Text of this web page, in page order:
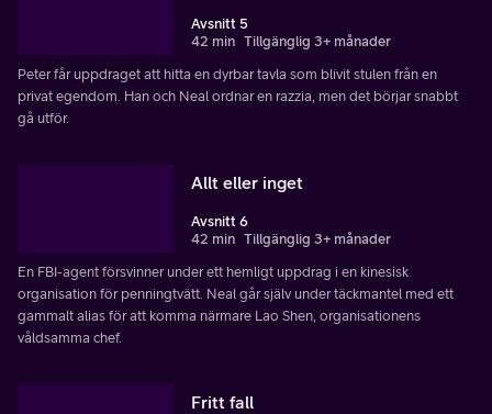
Avsnitt 5
42 min Tillgänglig 3+ månader
Peter får uppdraget att hitta en dyrbar tavla som blivit stulen från en
privat egendom. Han och Neal ordnar en razzia, men det börjar snabbt
gå utför.
Allt eller inget
Avsnitt 6
42 min Tillgänglig 3+ månader
En FBI-agent försvinner under ett hemligt uppdrag i en kinesisk
organisation för penningtvätt. Neal går själv under täckmantel med ett
gammalt alias för att komma närmare Lao Shen, organisationens
våldsamma chef.
Fritt fall